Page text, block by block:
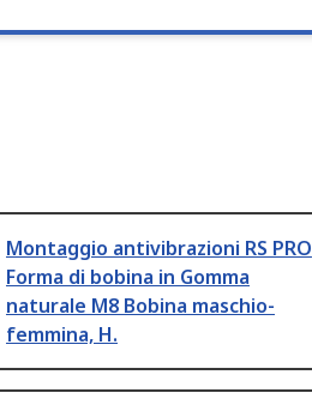
Montaggio antivibrazioni RS PRO
Forma di bobina in Gomma
naturale M8 Bobina maschio-
femmina, H.